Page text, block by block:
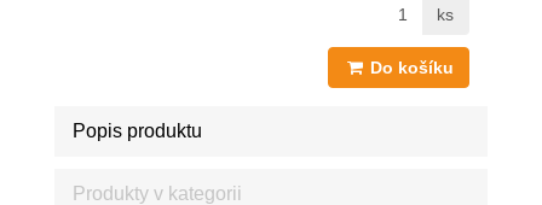
ks
Do košíku
Popis produktu
Produkty v kategorii